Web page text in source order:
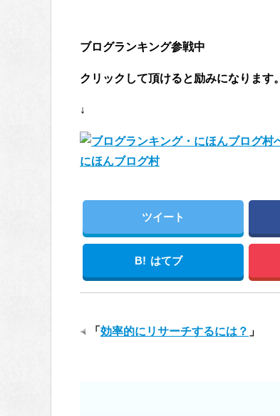
ブログランキング参戦中
クリックして頂けると励みになります。
↓
にほんブログ村
ツイート
B! はてブ
「 効率的にリサーチするには？ 」